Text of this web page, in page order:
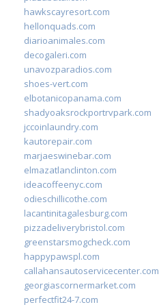
hawkscayresort.com
hellonquads.com
diarioanimales.com
decogaleri.com
unavozparadios.com
shoes-vert.com
elbotanicopanama.com
shadyoaksrockportrvpark.com
jccoinlaundry.com
kautorepair.com
marjaeswinebar.com
elmazatlanclinton.com
ideacoffeenyc.com
odieschillicothe.com
lacantinitagalesburg.com
pizzadeliverybristol.com
greenstarsmogcheck.com
happypawspl.com
callahansautoservicecenter.com
georgiascornermarket.com
perfectfit24-7.com